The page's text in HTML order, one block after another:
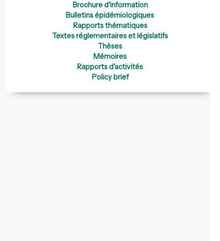
Brochure d'information
Bulletins épidémiologiques
Rapports thématiques
Textes réglementaires et législatifs
Thèses
Mémoires
Rapports d'activités
Policy brief